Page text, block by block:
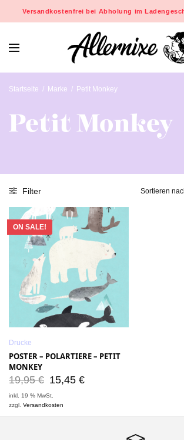
Versandkostenfrei bei Abholung im
Startseite / Marke / Petit Monkey
Petit Monkey
Filter
ON SALE!
Drucke
POSTER – POLARTIERE – PETIT
MONKEY
19,95€ 15,45 €
inkl. 19 % MwSt.
zzgl.Versandkosten